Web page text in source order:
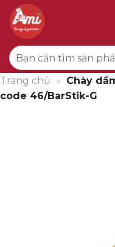
qua
dung
Tìm
kiếm:
Trang chủ » Chày
code 46/BarStik-G